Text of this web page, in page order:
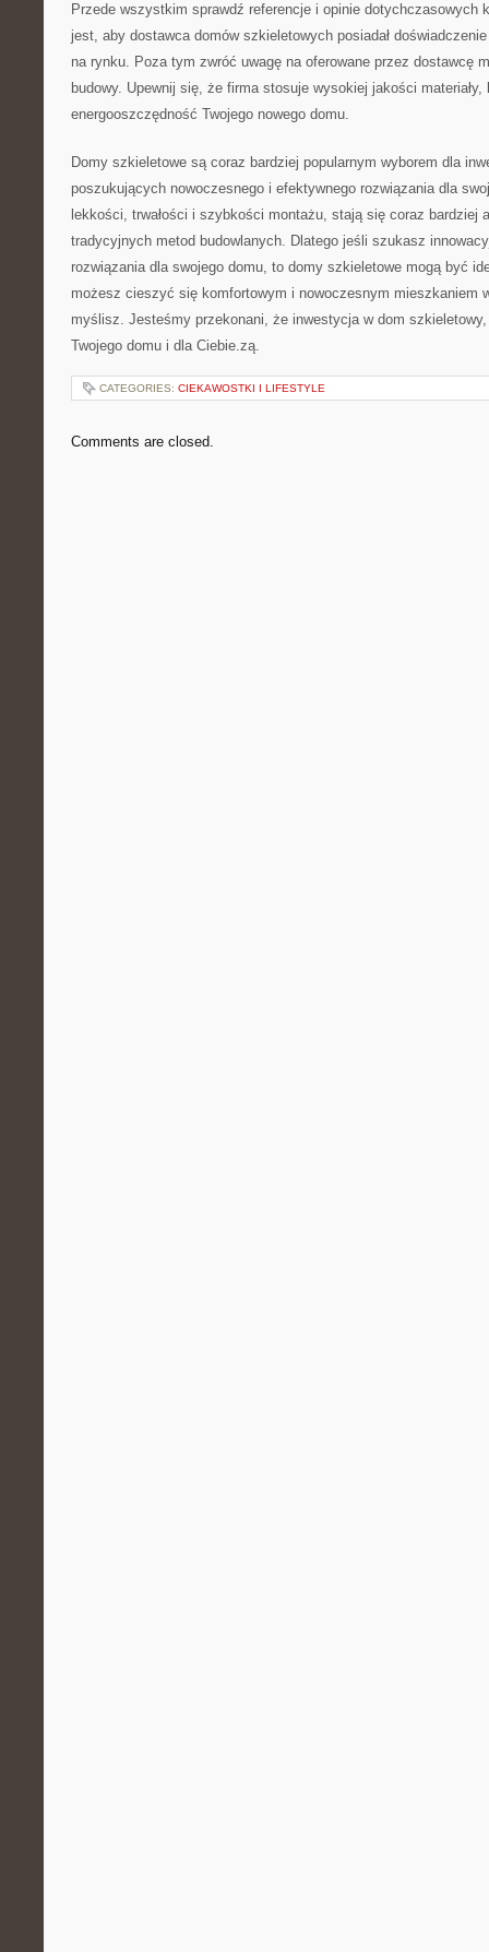
Przede‌ wszystkim sprawdź referencje i opinie⁢ dotychczasowych
jest, aby⁢ dostawca domów szkieletowych posiadał
na rynku. Poza tym‍ zwróć uwagę na oferowane ​przez dostawcę
budowy. Upewnij się, że firma stosuje ⁣wysokiej jakości materiały,
energooszczędność Twojego nowego domu.
Domy szkieletowe‍ są⁣ coraz bardziej popularnym wyborem ⁣dla
⁣poszukujących nowoczesnego i efektywnego rozwiązania dla
lekkości, trwałości i szybkości montażu, ⁢stają się coraz bardziej
tradycyjnych metod⁢ budowlanych. Dlatego jeśli ⁣szukasz
rozwiązania dla swojego domu, ‌to domy⁤ szkieletowe mogą być
możesz cieszyć⁤ się komfortowym i nowoczesnym mieszkaniem​
myślisz. Jesteśmy przekonani, że inwestycja w dom
Twojego domu i dla Ciebie.zą.
CATEGORIES: CIEKAWOSTKI I LIFESTYLE
Comments are closed.